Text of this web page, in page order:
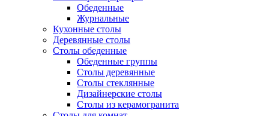
Обеденные
Журнальные
Кухонные столы
Деревянные столы
Столы обеденные
Обеденные группы
Столы деревянные
Столы стеклянные
Дизайнерские столы
Столы из керамогранита